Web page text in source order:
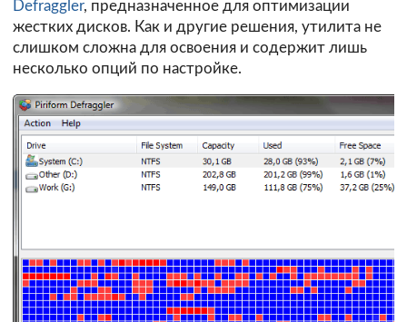
Defraggler, предназначенное для оптимизации
жестких дисков. Как и другие решения, утилита не
слишком сложна для освоения и содержит лишь
несколько опций по настройке.